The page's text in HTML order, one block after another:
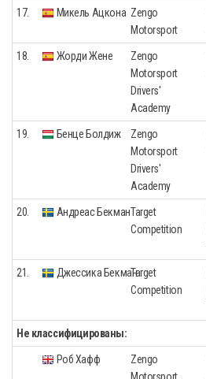
17. Микель Ацкона Zengo
Motorsport
18. Жорди Жене
Zengo
Motorsport
Drivers'
Academy
19. Бенце Болдиж
Zengo
Motorsport
Drivers'
Academy
20. Андреас БекманTarget
Competition
21. Джессика БекманTarget
Competition
Не классифицированы:
Роб Хафф
Zengo
Motorsport